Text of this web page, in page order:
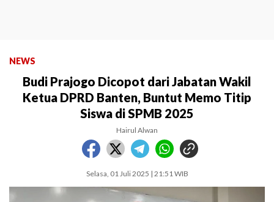
NEWS
Budi Prajogo Dicopot dari Jabatan Wakil
Ketua DPRD Banten, Buntut Memo Titip
Siswa di SPMB 2025
Hairul Alwan
Selasa, 01 Juli 2025 | 21:51 WIB